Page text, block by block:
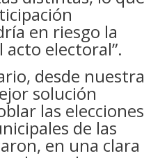
en riesgo la
electoral”.
desde nuestra
solución
las elecciones
de las
en una clara